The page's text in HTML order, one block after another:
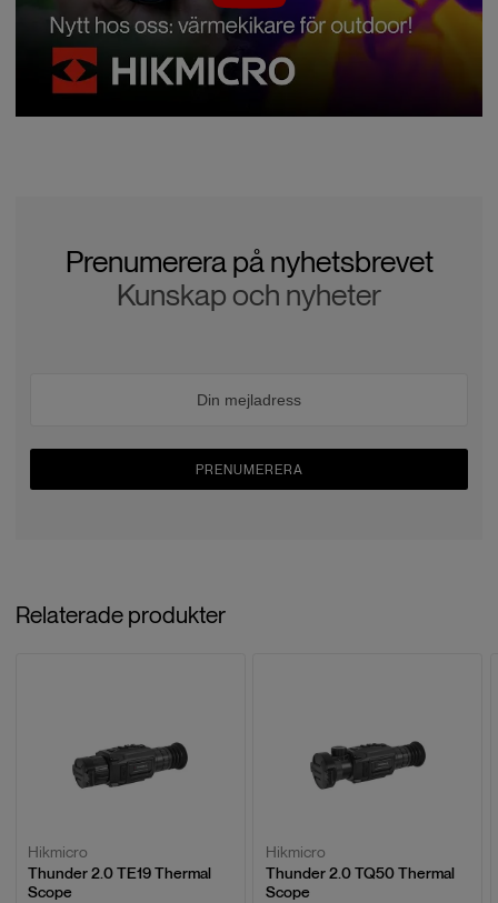
Prenumerera på nyhetsbrevet
Kunskap och nyheter
PRENUMERERA
Relaterade produkter
Hikmicro
Thunder 2.0 TE19 Thermal
Scope
Hikmicro
Thunder 2.0 TQ50 Thermal
Scope